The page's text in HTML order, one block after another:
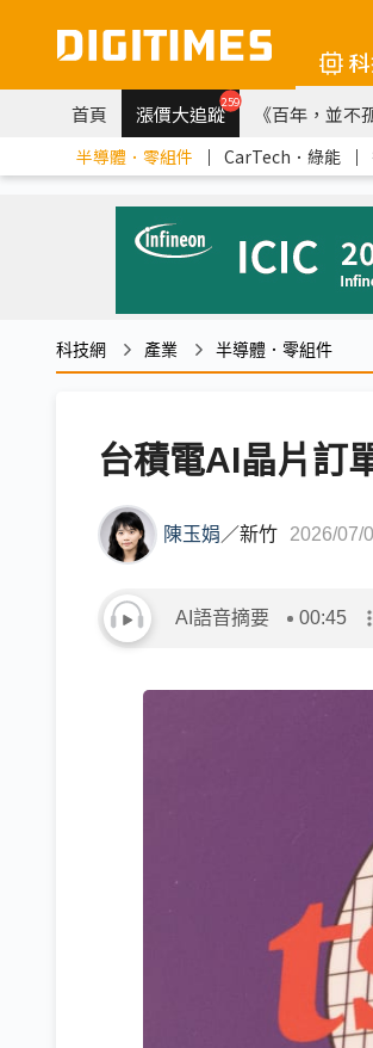
首頁 漲價大追蹤259 《百年，並不
半導體．零組件 ｜ CarTech．綠能 ｜
科技網 產業 半導體．零組件
台積電AI晶片訂
陳玉娟 ／新竹 2026/07/
AI語音摘要 00:45